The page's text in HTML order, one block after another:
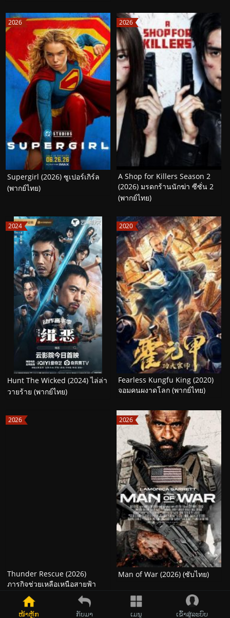
2026
Supergirl (2026) ซูเปอร์เกิร์ล
(พากย์ไทย)
2026
A Shop for Killers Season 2
(2026) มรดกร้านนักฆ่า ซีซั่น 2
(พากย์ไทย)
2024
Hunt The Wicked (2024) ไล่ล่า
วายร้าย (พากย์ไทย)
2020
Fearless Kungfu King (2020)
จอมคนผงาดโลก (พากย์ไทย)
2026
Thunder Rescue (2026)
ภารกิจช่วยเหลือเหนือสายฟ้า
(พากย์ไทย)
2026
Man of War (2026) (ซับไทย)
ໜ້າຫຼັກ ກັບມາ ເມນູ ເຂົ້າສູ່ລະບົບ